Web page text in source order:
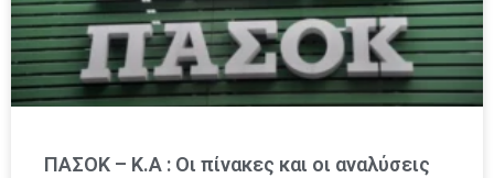
ΠΑΣΟΚ – Κ.Α : Οι πίνακες και οι αναλύσεις